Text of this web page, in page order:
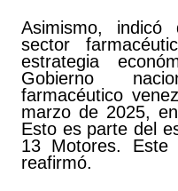
Asimismo,
sector
estrategia
Gobierno
farmacéutico
marzo de 2025,
Esto es parte del
13 Motores. Este
reafirmó.